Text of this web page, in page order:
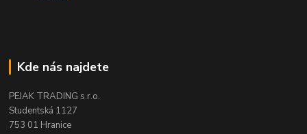
Kde nás najdete
PEJAK TRADING s.r.o.
Studentská 1127
753 01 Hranice